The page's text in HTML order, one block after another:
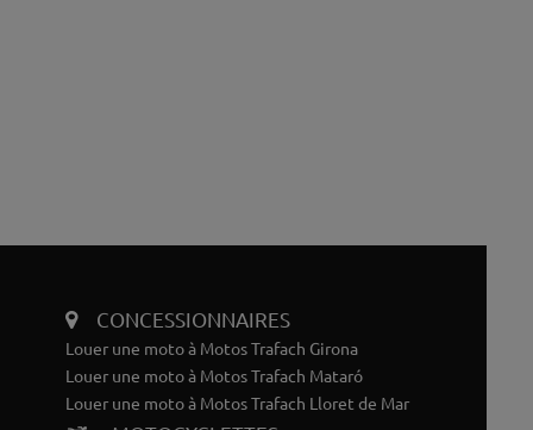
CONCESSIONNAIRES
Louer une moto à Motos Trafach Girona
Louer une moto à Motos Trafach Mataró
Louer une moto à Motos Trafach Lloret de Mar